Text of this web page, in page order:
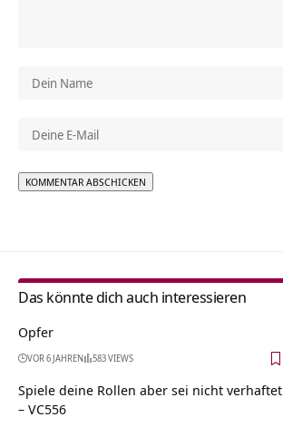
Das könnte dich auch interessieren
Opfer
VOR 6 JAHREN 583 VIEWS
Spiele deine Rollen aber sei nicht verhaftet
– VC556